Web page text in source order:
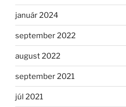
január 2024
september 2022
august 2022
september 2021
júl 2021